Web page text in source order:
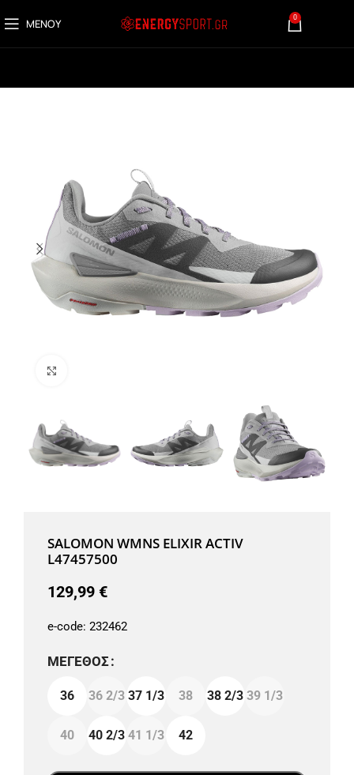
ΜΕΝΟΎ 0
SALOMON WMNS ELIXIR ACTIV
L47457500
129,99 €
e-code: 232462
ΜΈΓΕΘΟΣ
36 36 2/3 37 1/3 38 38 2/3 39 1/3
40 40 2/3 41 1/3 42